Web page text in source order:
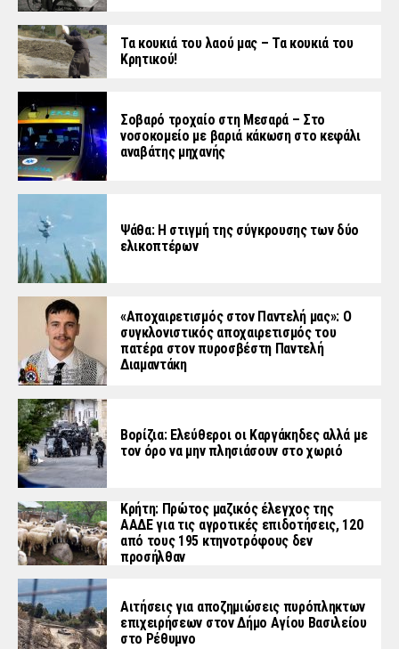
Τα κουκιά του λαού μας – Τα κουκιά του
Κρητικού!
Σοβαρό τροχαίο στη Μεσαρά – Στο
νοσοκομείο με βαριά κάκωση στο κεφάλι
αναβάτης μηχανής
Ψάθα: Η στιγμή της σύγκρουσης των δύο
ελικοπτέρων
«Aποχαιρετισμός στον Παντελή μας»: Ο
συγκλονιστικός αποχαιρετισμός του
πατέρα στον πυροσβέστη Παντελή
Διαμαντάκη
Βορίζια: Ελεύθεροι οι Καργάκηδες αλλά με
τον όρο να μην πλησιάσουν στο χωριό
Κρήτη: Πρώτος μαζικός έλεγχος της
ΑΑΔΕ για τις αγροτικές επιδοτήσεις, 120
από τους 195 κτηνοτρόφους δεν
προσήλθαν
Αιτήσεις για αποζημιώσεις πυρόπληκτων
επιχειρήσεων στον Δήμο Αγίου Βασιλείου
στο Ρέθυμνο